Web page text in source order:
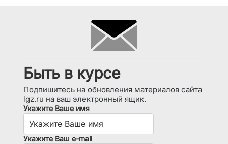
Быть в курсе
Подпишитесь на обновления материалов сайта
lgz.ru на ваш электронный ящик.
Укажите Ваше имя
Укажите Ваш e-mail